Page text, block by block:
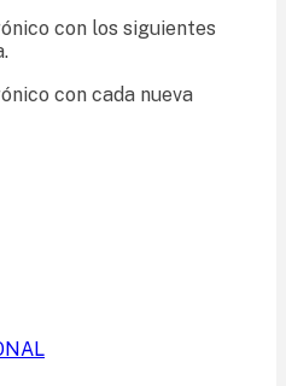
con los siguientes
con cada nueva